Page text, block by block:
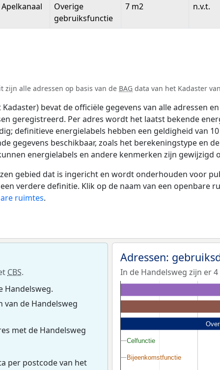
Overige
gebruiksfunctie
7 m2 n.v.t.
zijn alle adressen op basis van de BAG data van het Kadaster
bevat de officiële gegevens van alle adressen
geregistreerd. Per adres wordt het laatst bekende
definitieve energielabels hebben een geldigheid van
gegevens beschikbaar, zoals het berekeningstype en
energielabels en andere kenmerken zijn gewijzigd
gebied dat is ingericht en wordt onderhouden voor
verdere definitie. Klik op de naam van een openbare
ruimtes.
CBS.
Handelsweg.
van de Handelsweg
met de Handelsweg
per postcode van het
Adressen:
In de Handelsweg zijn er
Celfunctie
Celfunctie
Bijeenkomstfunctie
Bijeenkomstfunctie